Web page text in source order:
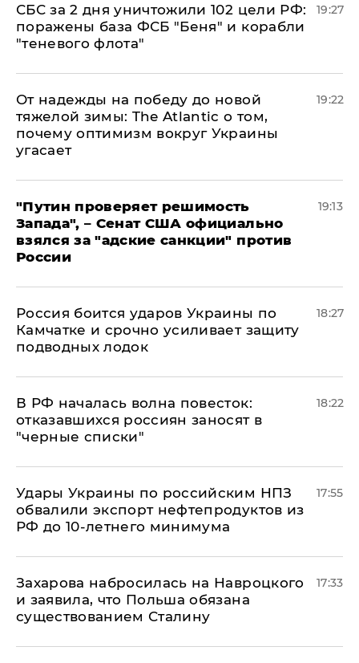
СБС за 2 дня уничтожили 102 цели РФ:
поражены база ФСБ "Беня" и корабли
"теневого флота"
19:27
От надежды на победу до новой
тяжелой зимы: The Atlantic о том,
почему оптимизм вокруг Украины
угасает
19:22
"Путин проверяет решимость
Запада", – Сенат США официально
взялся за "адские санкции" против
России
19:13
Россия боится ударов Украины по
Камчатке и срочно усиливает защиту
подводных лодок
18:27
​В РФ началась волна повесток:
отказавшихся россиян заносят в
"черные списки"
18:22
Удары Украины по российским НПЗ
обвалили экспорт нефтепродуктов из
РФ до 10-летнего минимума
17:55
​Захарова набросилась на Навроцкого
и заявила, что Польша обязана
существованием Сталину
17:33